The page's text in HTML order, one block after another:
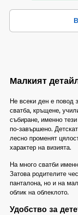
Малкият
Не всеки ден е повод
сватба, кръщене,
събиране, именно
по-завършено.
лесно променят
характер на визията.
На много сватби
Затова родителите
панталона, но и на
облик на облеклото.
Удобство за